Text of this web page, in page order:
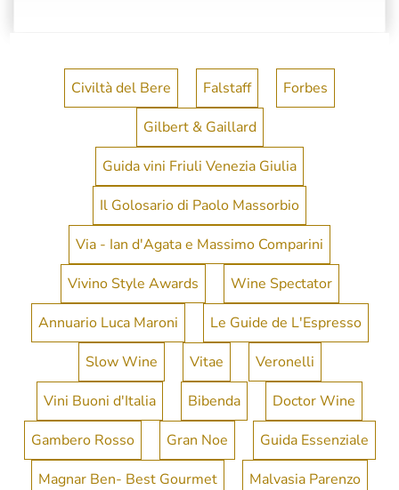
Civiltà del Bere Falstaff
Forbes
Gilbert & Gaillard
Guida vini Friuli Venezia Giulia
Il Golosario di Paolo Massorbio
Via - Ian d'Agata e Massimo Comparini
Vivino Style Awards
Wine Spectator
Annuario Luca Maroni
Le Guide de L'Espresso
Slow Wine
Vitae
Veronelli
Vini Buoni d'Italia
Bibenda
Doctor Wine
Gambero Rosso
Gran Noe
Guida Essenziale
Magnar Ben- Best Gourmet
Malvasia Parenzo